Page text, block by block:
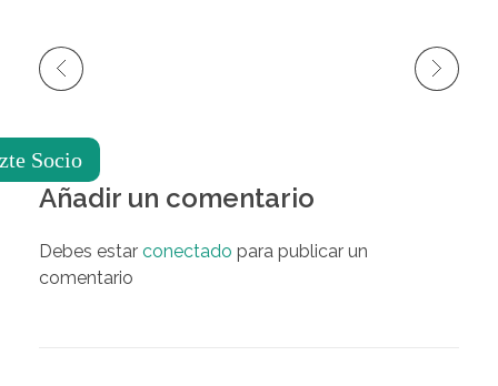
Añadir un comentario
Debes estar conectado para publicar un
comentario
Socio